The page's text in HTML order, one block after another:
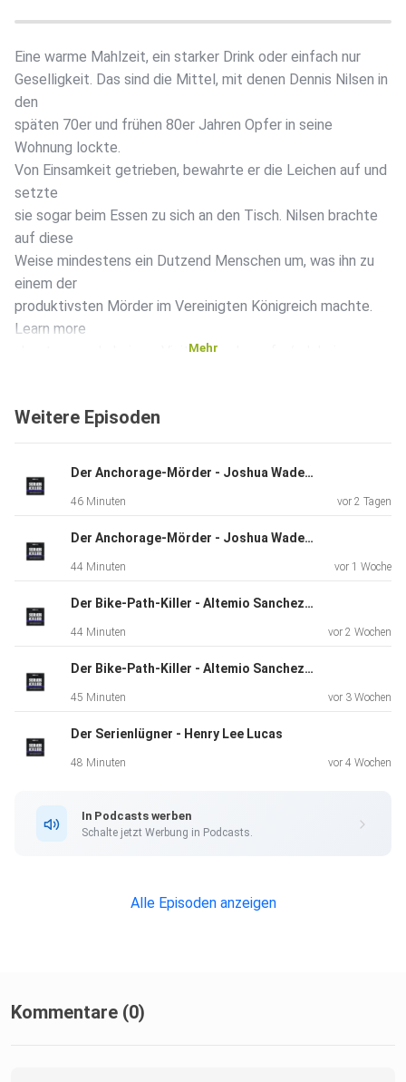
Eine warme Mahlzeit, ein starker Drink oder einfach nur
Geselligkeit. Das sind die Mittel, mit denen Dennis Nilsen in
den
späten 70er und frühen 80er Jahren Opfer in seine
Wohnung lockte.
Von Einsamkeit getrieben, bewahrte er die Leichen auf und
setzte
sie sogar beim Essen zu sich an den Tisch. Nilsen brachte
auf diese
Weise mindestens ein Dutzend Menschen um, was ihn zu
einem der
produktivsten Mörder im Vereinigten Königreich machte.
Learn more
about your ad choices. Visit megaphone.fm/adchoices
Mehr
Weitere Episoden
Der Anchorage-Mörder - Joshua Wade - Teil 2
46 Minuten vor 2 Tagen
Der Anchorage-Mörder - Joshua Wade - Teil 1
44 Minuten vor 1 Woche
Der Bike-Path-Killer - Altemio Sanchez - Teil 2
44 Minuten vor 2 Wochen
Der Bike-Path-Killer - Altemio Sanchez - Teil 1
45 Minuten vor 3 Wochen
Der Serienlügner - Henry Lee Lucas
48 Minuten vor 4 Wochen
In Podcasts werben
Schalte jetzt Werbung in Podcasts.
Alle Episoden anzeigen
Kommentare (0)